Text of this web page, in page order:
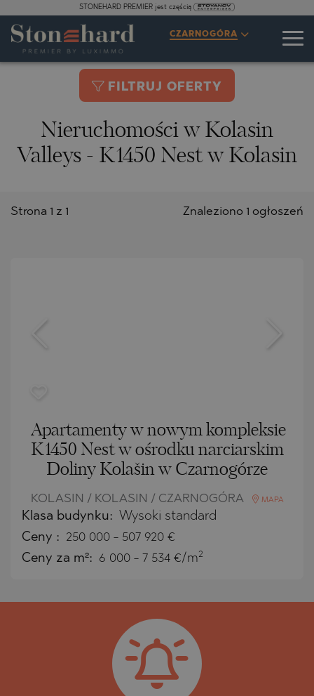
STONEHARD PREMIER jest częścią
CZARNOGÓRA
FILTRUJ OFERTY
Nieruchomości w Kolasin
Valleys - K1450 Nest w Kolasin
Znaleziono 1 ogłoszeń
Strona 1 z 1
Apartamenty w nowym kompleksie
K1450 Nest w ośrodku narciarskim
Doliny Kolašin w Czarnogórze
KOLASIN / KOLASIN / CZARNOGÓRA MAPA
Klasa budynku: Wysoki standard
Ceny : 250 000 - 507 920 €
Ceny za m²: 6 000 - 7 534 €/m2